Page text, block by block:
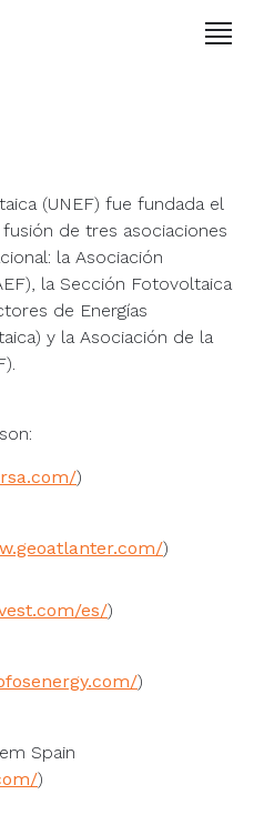
(UNEF) fue fundada el
de tres asociaciones
la Asociación
la Sección Fotovoltaica
de Energías
y la Asociación de la
)
)
es/)
)
Spain
)